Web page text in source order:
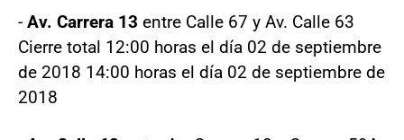
- Av. Carrera 13 entre Calle 67 y Av. Calle 63
Cierre total 12:00 horas el día 02 de septiembre
de 2018 14:00 horas el día 02 de septiembre de
2018